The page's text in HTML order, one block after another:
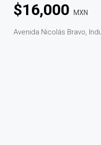
$16,000 MXN
Avenida Nicolás Bravo,